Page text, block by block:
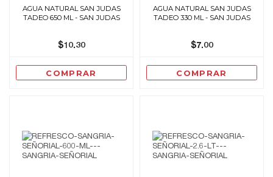
AGUA NATURAL SAN JUDAS
TADEO 650 ML - SAN JUDAS
$10.30
COMPRAR
AGUA NATURAL SAN JUDAS
TADEO 330 ML - SAN JUDAS
$7.00
COMPRAR